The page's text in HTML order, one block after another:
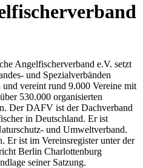
Angelfischerverband e.V. setzt
und Spezialverbänden
und vereint rund 9.000 Vereine mit
530.000 organisierten
Der DAFV ist der Dachverband
in Deutschland. Er ist
und Umweltverband.
Er ist im Vereinsregister unter der
Berlin Charlottenburg
seiner Satzung.